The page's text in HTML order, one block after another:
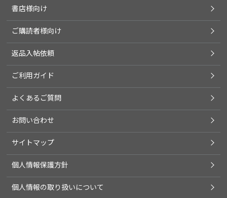
書店様向け
ご購読者様向け
返品入帖依頼
ご利用ガイド
よくあるご質問
お問い合わせ
サイトマップ
個人情報保護方針
個人情報の取り扱いについて